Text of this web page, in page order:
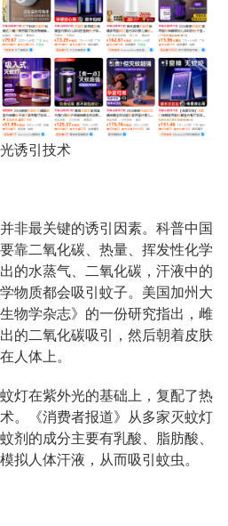
诱引技术
非最关键的诱引因素。科普中国
靠二氧化碳、热量、挥发性化学
的水蒸气、二氧化碳，汗液中的
物质都会吸引蚊子。美国加州大
物学杂志》的一份研究指出，雌
的二氧化碳吸引，然后朝着皮肤
人体上。
灯在紫外光的基础上，复配了热
。《消费者报道》从多家灭蚊灯
剂的成分主要有乳酸、脂肪酸、
拟人体汗液，从而吸引蚊虫。